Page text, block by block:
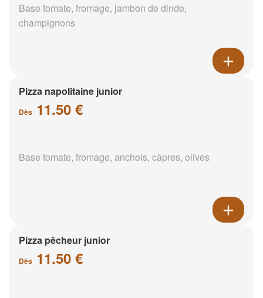
Base tomate, fromage, jambon de dinde,
champignons
Pizza napolitaine junior
Dès 11.50 €
Base tomate, fromage, anchois, câpres, olives
Pizza pêcheur junior
Dès 11.50 €